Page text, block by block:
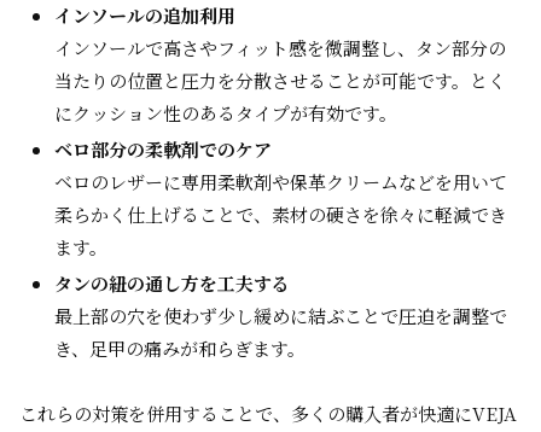
インソールの追加利用
インソールで高さやフィット感を微調整し、タン部分の
当たりの位置と圧力を分散させることが可能です。とく
にクッション性のあるタイプが有効です。
ベロ部分の柔軟剤でのケア
ベロのレザーに専用柔軟剤や保革クリームなどを用いて
柔らかく仕上げることで、素材の硬さを徐々に軽減でき
ます。
タンの紐の通し方を工夫する
最上部の穴を使わず少し緩めに結ぶことで圧迫を調整で
き、足甲の痛みが和らぎます。
これらの対策を併用することで、多くの購入者が快適にVEJA